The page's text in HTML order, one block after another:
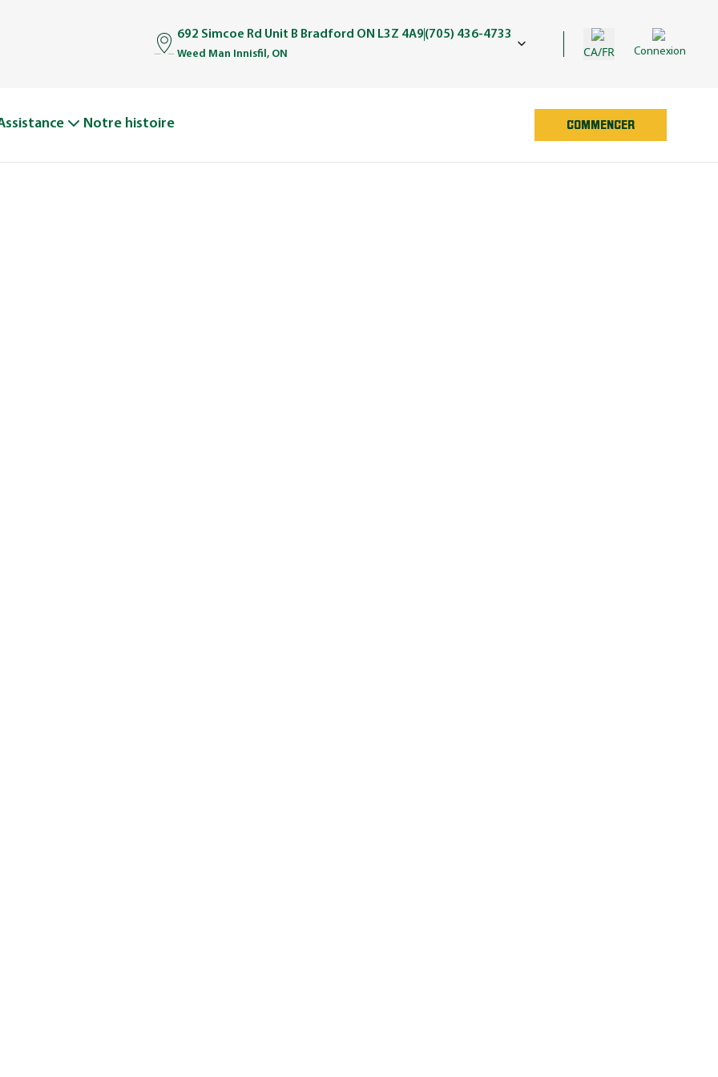
692 Simcoe Rd Unit B Bradford ON L3Z 4A9(705) 436-4733
Weed Man Innisfil, ON CA/FR Connexion
Notre histoire COMMENCER